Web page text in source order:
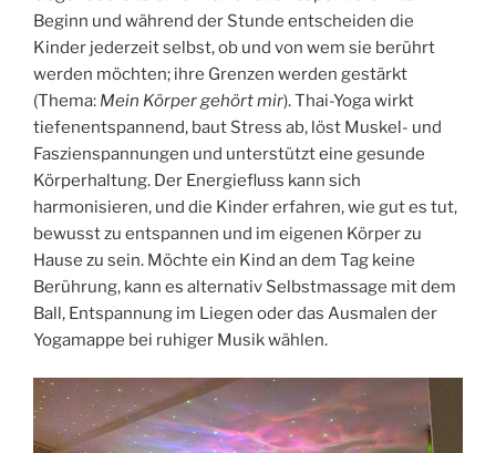
Beginn und während der Stunde entscheiden die
Kinder jederzeit selbst, ob und von wem sie berührt
werden möchten; ihre Grenzen werden gestärkt
(Thema: Mein Körper gehört mir). Thai-Yoga wirkt
tiefenentspannend, baut Stress ab, löst Muskel- und
Faszienspannungen und unterstützt eine gesunde
Körperhaltung. Der Energiefluss kann sich
harmonisieren, und die Kinder erfahren, wie gut es tut,
bewusst zu entspannen und im eigenen Körper zu
Hause zu sein. Möchte ein Kind an dem Tag keine
Berührung, kann es alternativ Selbstmassage mit dem
Ball, Entspannung im Liegen oder das Ausmalen der
Yogamappe bei ruhiger Musik wählen.